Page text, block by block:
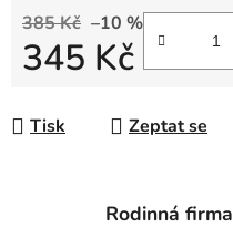
385 Kč –10 %
345 Kč
Tisk Zeptat se
Rodinná firma